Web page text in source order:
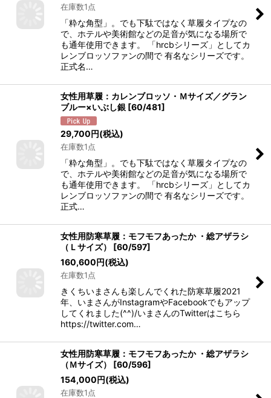
在庫数1点
「粋な角型」。でも下駄ではなく草履タイプなの
で、ホテルや美術館などの足音が気になる場所で
も通年使用できます。 「hrcbシリーズ」としてカ
レンブロッソファンの間で 有名なシリーズです。
正式名…
女性用草履：カレンブロッソ・Ｍサイズ／グラン
ブルー×いぶし銀 [60/481]
29,700円(税込)
在庫数1点
「粋な角型」。でも下駄ではなく草履タイプなの
で、ホテルや美術館などの足音が気になる場所で
も通年使用できます。 「hrcbシリーズ」としてカ
レンブロッソファンの間で 有名なシリーズです。
正式…
女性用防寒草履：モフモフあったか ・総アザラシ
（Ｌサイズ）
[60/597]
160,600円(税込)
在庫数1点
きくちいまさんも楽しんでくれた防寒草履2021
年、いまさんがInstagramやFacebookでもアップ
してくれました(^^)/いまさんのTwitterはこちら
https://twitter.com…
女性用防寒草履：モフモフあったか ・総アザラシ
（Ｍサイズ）
[60/596]
154,000円(税込)
在庫数1点